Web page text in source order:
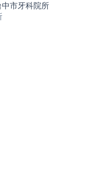
中市牙科院所